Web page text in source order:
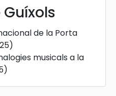
de la Porta
musicals a la